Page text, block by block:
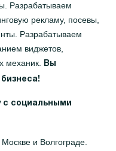
Разрабатываем
рекламу, посевы,
Разрабатываем
виджетов,
механик.
Вы
с социальными
и Волгограде.